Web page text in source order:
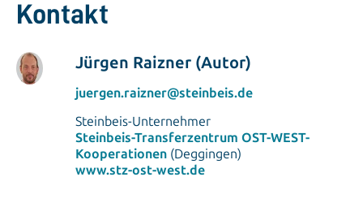
Kontakt
Jürgen Raizner (Autor)
juergen.raizner@steinbeis.de
Steinbeis-Unternehmer
Steinbeis-Transferzentrum OST-WEST-
Kooperationen(Deggingen)
www.stz-ost-west.de